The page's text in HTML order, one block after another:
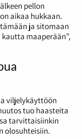
pellon
aikaa hukkaan.
ja sitomaan
maaperään”,
viljelykäyttöön
tuo haasteita
tarvittaisiinkin
olosuhteisiin.